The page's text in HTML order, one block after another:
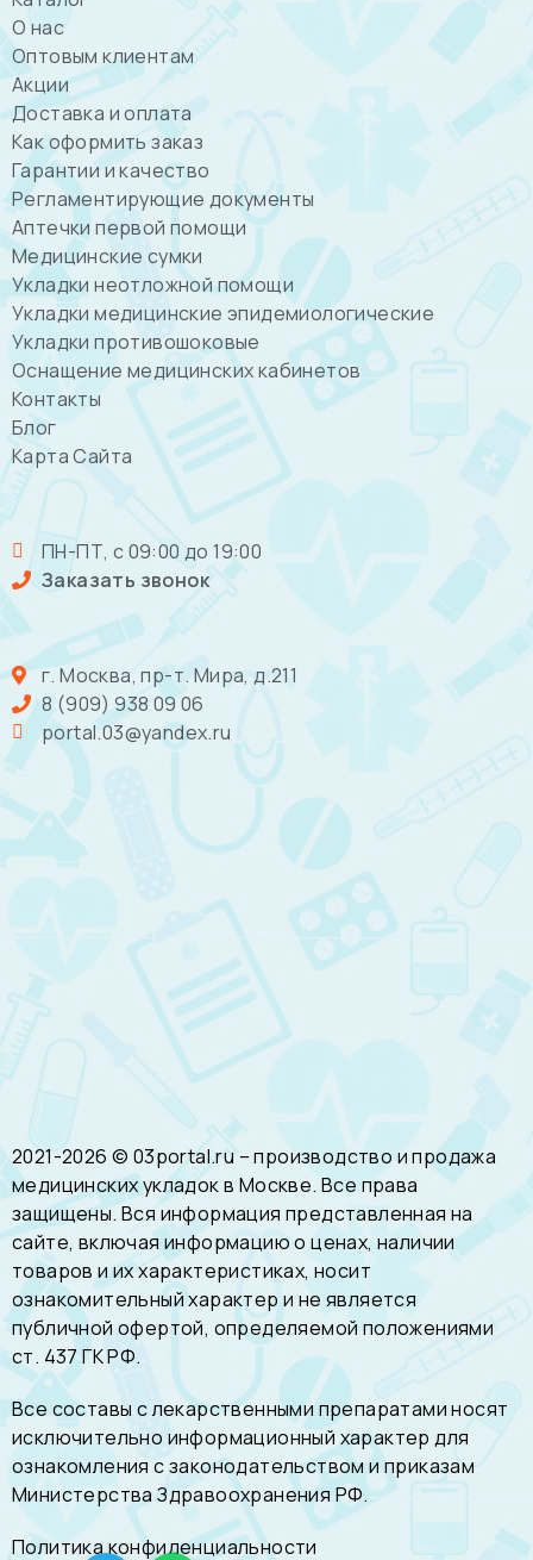
О нас
Оптовым клиентам
Акции
Доставка и оплата
Как оформить заказ
Гарантии и качество
Регламентирующие документы
Аптечки первой помощи
Медицинские сумки
Укладки неотложной помощи
Укладки медицинские эпидемиологические
Укладки противошоковые
Оснащение медицинских кабинетов
Контакты
Блог
Карта Сайта
ПН-ПТ, с 09:00 до 19:00
Заказать звонок
г. Москва, пр-т. Мира, д.211
8 (909) 938 09 06
portal.03@yandex.ru
2021-2026 © 03portal.ru – производство и продажа
медицинских укладок в Москве. Все права
защищены. Вся информация представленная на
сайте, включая информацию о ценах, наличии
товаров и их характеристиках, носит
ознакомительный характер и не является
публичной офертой, определяемой положениями
ст. 437 ГК РФ.
Все составы с лекарственными препаратами носят
исключительно информационный характер для
ознакомления с законодательством и приказам
Министерства Здравоохранения РФ.
Политика конфиденциальности